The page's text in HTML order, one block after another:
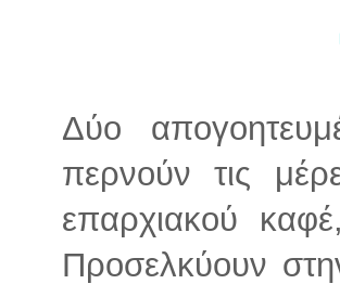
Δύο
περνούν τις
επαρχιακού
Προσελκύουν